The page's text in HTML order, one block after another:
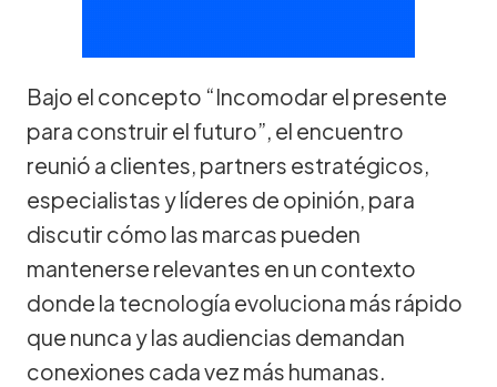
Bajo el concepto “Incomodar el presente
para construir el futuro”, el encuentro
reunió a clientes, partners estratégicos,
especialistas y líderes de opinión, para
discutir cómo las marcas pueden
mantenerse relevantes en un contexto
donde la tecnología evoluciona más rápido
que nunca y las audiencias demandan
conexiones cada vez más humanas.